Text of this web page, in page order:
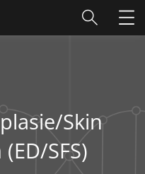
Skin
SFS)